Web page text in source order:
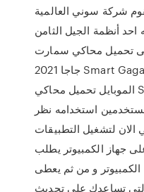
شركة سوني العالمية
احد أنظمة الجيل الثامن
تحميل محاكي سمارت
جاجا 2021 Smart Gaga للكمبيوتر لتشغيل تطبيقات
الموبايل تحميل محاكي Smart GaGa للكمبيوتر مجاناً
استخدامه نظر
لتشغيل التطبيقات
جهاز الكمبيوتر يطلب
و من ثم يعطى
تساعدك على تحديث